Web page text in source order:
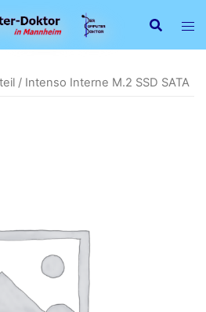
/ Intenso Interne M.2 SSD SATA